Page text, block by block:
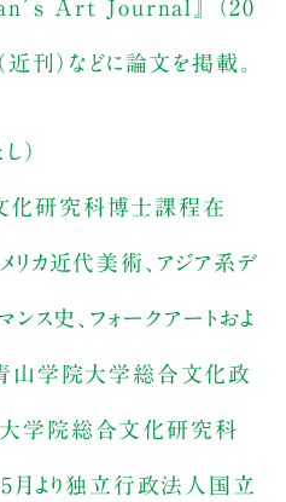
Art Journal』 （20
刊）などに論文を掲載。
）
化研究科博士課程在
リカ近代美術、アジア系デ
ンス史、フォークアートおよ
青山学院大学総合文化政
学院総合文化研究科
月より独立行政法人国立